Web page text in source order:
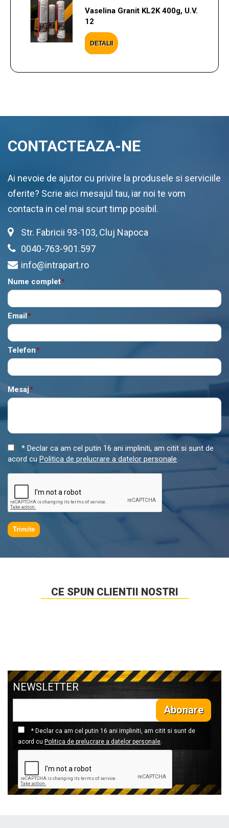
Vaselina Granit KL2K 400g, U.V.
12
DETALII
CONTACTEAZA-NE
Ai nevoie de ajutor cu privire la produsele si serviciile
oferite? Scrie aici mesajul tau, iar noi te vom
contacta in cel mai scurt timp posibil.
Str. Fabricii 93-103, Cluj Napoca
0040-763-901.597
info@intrapart.ro
*
Nume complet
*
Email
*
Telefon
*
Mesaj
* Declar ca am cel putin 16 ani impliniti, am citit si sunt de
acord cu Politica de prelucrare a datelor personale.
Trimite
CE SPUN CLIENTII NOSTRI
NEWSLETTER
Abonare
* Declar ca am cel putin 16 ani impliniti, am citit si sunt de
acord cu Politica de prelucrare a datelor personale.